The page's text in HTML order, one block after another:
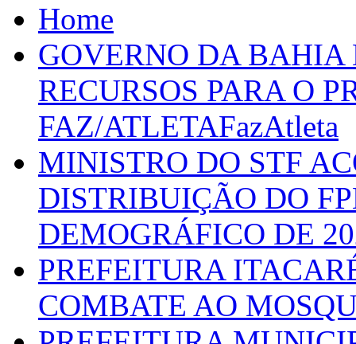
Home
GOVERNO DA
RECURSOS PARA O
FAZ/ATLETAFazAtleta
MINISTRO DO STF
DISTRIBUIÇÃO DO
DEMOGRÁFICO DE
PREFEITURA
COMBATE AO